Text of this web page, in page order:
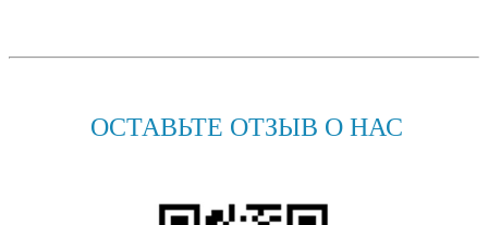
ОСТАВЬТЕ ОТЗЫВ О НАС